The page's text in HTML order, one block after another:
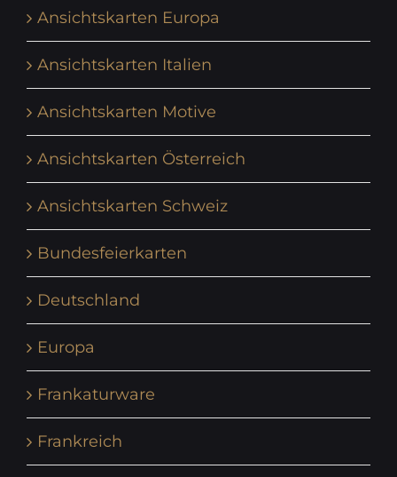
Ansichtskarten Europa
Ansichtskarten Italien
Ansichtskarten Motive
Ansichtskarten Österreich
Ansichtskarten Schweiz
Bundesfeierkarten
Deutschland
Europa
Frankaturware
Frankreich